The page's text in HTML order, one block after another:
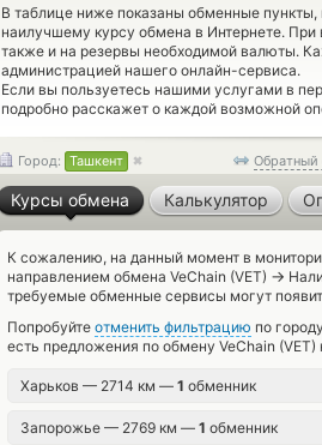
В таблице ниже показаны обменные пункты,
наилучшему курсу обмена в Интернете.
также и на резервы необходимой валюты.
администрацией нашего онлайн-сервиса.
Если вы пользуетесь нашими услугами в
подробно расскажет о каждой возможной
Обратный
Город: Ташкент
Курсы обмена Калькулятор
К сожалению, на данный момент в
направлением обмена VeChain (VET) →
требуемые обменные сервисы могут
Попробуйте отменить фильтрацию по
есть предложения по обмену VeChain
Харьков — 2714 км — 1 обменник
Запорожье — 2769 км — 1 обменник